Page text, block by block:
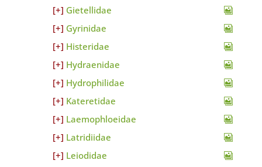
Gietellidae
Gyrinidae
Histeridae
Hydraenidae
Hydrophilidae
Kateretidae
Laemophloeidae
Latridiidae
Leiodidae